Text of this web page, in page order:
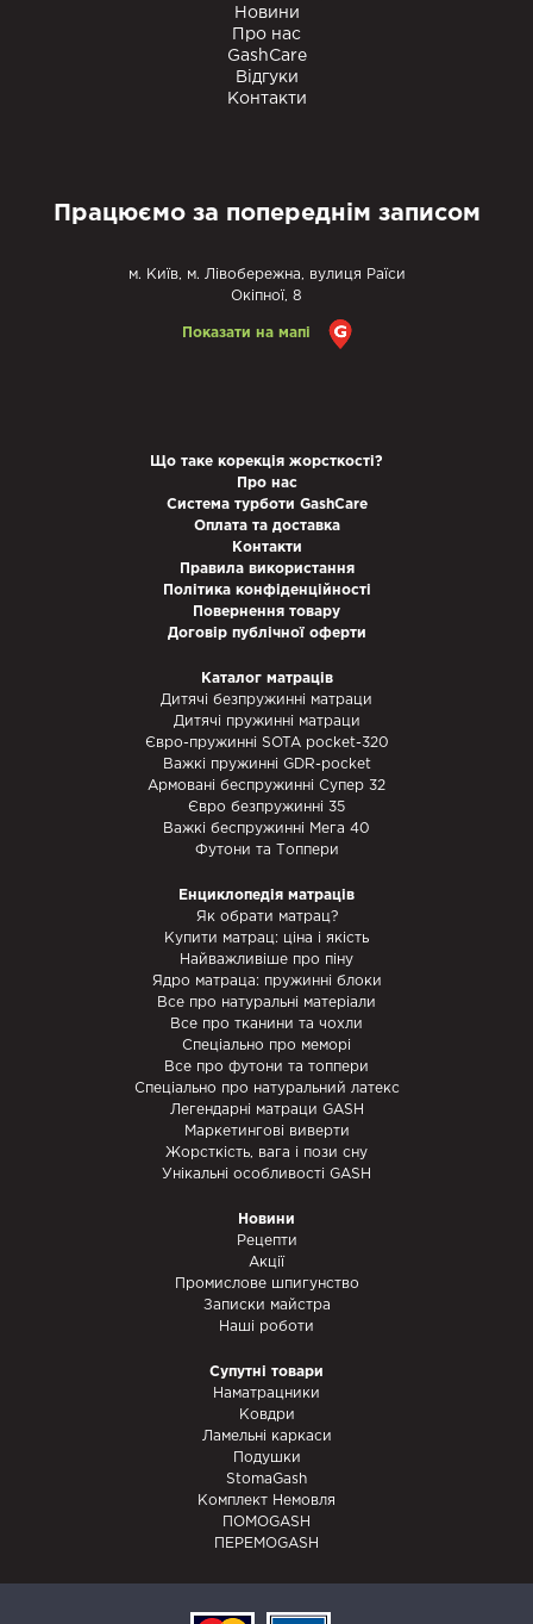
Новини
Про нас
GashCare
Відгуки
Контакти
Працюємо за попереднім записом
м. Київ, м. Лівобережна, вулиця Раїси
Окіпної, 8
Показати на мапі
Що таке корекція жорсткості?
Про нас
Система турботи GashCare
Оплата та доставка
Контакти
Правила використання
Політика конфіденційності
Повернення товару
Договір публічної оферти
Каталог матраців
Дитячі безпружинні матраци
Дитячі пружинні матраци
Євро-пружинні SOTA pocket-320
Важкі пружинні GDR-pocket
Армовані беспружинні Супер 32
Євро безпружинні 35
Важкі беспружинні Мега 40
Футони та Топпери
Енциклопедія матраців
Як обрати матрац?
Купити матрац: ціна і якість
Найважливіше про піну
Ядро матраца: пружинні блоки
Все про натуральні матеріали
Все про тканини та чохли
Спеціально про меморі
Все про футони та топпери
Спеціально про натуральний латекс
Легендарні матраци GASH
Маркетингові виверти
Жорсткість, вага і пози сну
Унікальні особливості GASH
Новини
Рецепти
Акції
Промислове шпигунство
Записки майстра
Наші роботи
Супутні товари
Наматрацники
Ковдри
Ламельні каркаси
Подушки
StomaGash
Комплект Немовля
ПОМОGASH
ПЕРЕМОGASH